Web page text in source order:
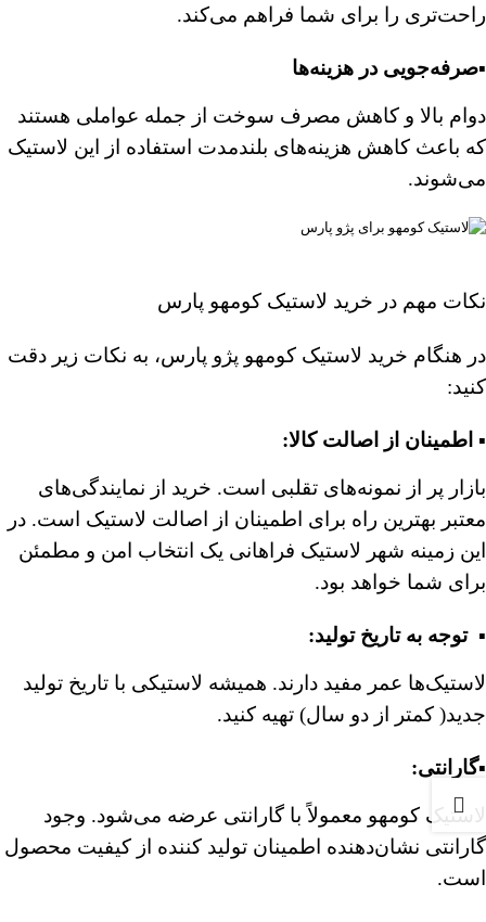
راحت‌تری را برای شما فراهم می‌کند.
▪️صرفه‌جویی در هزینه‌ها
دوام بالا و کاهش مصرف سوخت از جمله عواملی هستند
که باعث کاهش هزینه‌های بلندمدت استفاده از این لاستیک
می‌شوند.
نکات مهم در خرید لاستیک کومهو پارس
در هنگام خرید لاستیک کومهو پژو پارس، به نکات زیر دقت
کنید:
▪️ اطمینان از اصالت کالا:
بازار پر از نمونه‌های تقلبی است. خرید از نمایندگی‌های
معتبر بهترین راه برای اطمینان از اصالت لاستیک است. در
این زمینه شهر لاستیک فراهانی یک انتخاب امن و مطمئن
برای شما خواهد بود.
▪️ توجه به تاریخ تولید:
لاستیک‌ها عمر مفید دارند. همیشه لاستیکی با تاریخ تولید
جدید( کمتر از دو سال) تهیه کنید.
▪️گارانتی:
لاستیک کومهو معمولاً با گارانتی عرضه می‌شود. وجود
گارانتی نشان‌دهنده اطمینان تولید کننده از کیفیت محصول
است.